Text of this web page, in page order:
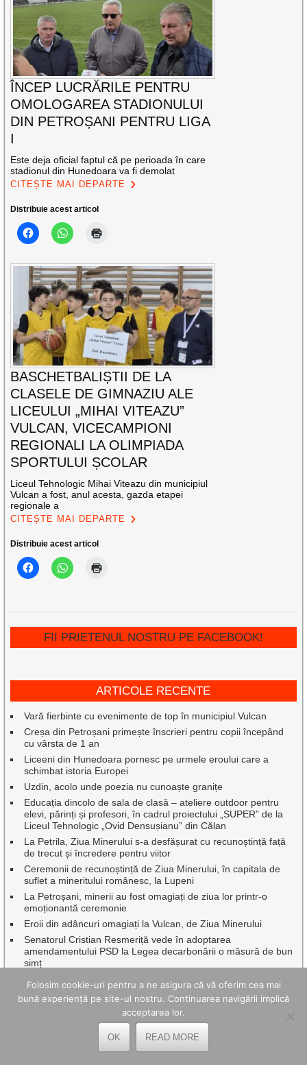
ÎNCEP LUCRĂRILE PENTRU
OMOLOGAREA STADIONULUI
DIN PETROȘANI PENTRU LIGA
I
Este deja oficial faptul că pe perioada în care
stadionul din Hunedoara va fi demolat
CITEȘTE MAI DEPARTE
Distribuie acest articol
BASCHETBALIȘTII DE LA
CLASELE DE GIMNAZIU ALE
LICEULUI „MIHAI VITEAZU”
VULCAN, VICECAMPIONI
REGIONALI LA OLIMPIADA
SPORTULUI ȘCOLAR
Liceul Tehnologic Mihai Viteazu din municipiul
Vulcan a fost, anul acesta, gazda etapei
regionale a
CITEȘTE MAI DEPARTE
Distribuie acest articol
FII PRIETENUL NOSTRU PE FACEBOOK!
ARTICOLE RECENTE
Vară fierbinte cu evenimente de top în municipiul Vulcan
Creșa din Petroșani primește înscrieri pentru copii începând
cu vârsta de 1 an
Liceeni din Hunedoara pornesc pe urmele eroului care a
schimbat istoria Europei
Uzdin, acolo unde poezia nu cunoaște granițe
Educația dincolo de sala de clasă – ateliere outdoor pentru
elevi, părinți și profesori, în cadrul proiectului „SUPER” de la
Liceul Tehnologic „Ovid Densușianu” din Călan
La Petrila, Ziua Minerului s-a desfășurat cu recunoștință față
de trecut și încredere pentru viitor
Ceremonii de recunoștință de Ziua Minerului, în capitala de
suflet a mineritului românesc, la Lupeni
La Petroșani, minerii au fost omagiați de ziua lor printr-o
emoționantă ceremonie
Eroii din adâncuri omagiați la Vulcan, de Ziua Minerului
Senatorul Cristian Resmeriță vede în adoptarea
amendamentului PSD la Legea decarbonării o măsură de bun
simț
Zeci de hectare mistuite și zeci de pompieri mobilizați pentru a
proteja oameni, locuințe, gospodării și păduri
Cum arată un spațiu exterior mai ușor de întreținut, fără efort
Petrila a finalizat cu succes proiectele PNRR pentru
Folosim cookie-uri pentru a ne asigura că vă oferim cea mai
bună experiență pe site-ul nostru. Continuarea navigării implică
acceptarea lor.
OK READ MORE